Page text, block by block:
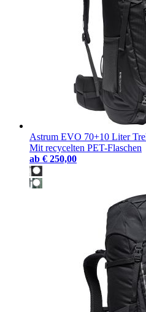
Astrum EVO 70+10 Liter
Mit recycelten PET-Flaschen
ab € 250,00